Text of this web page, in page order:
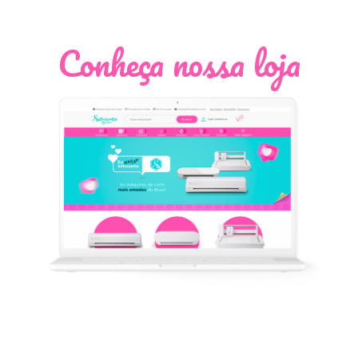
Conheça nossa loja
Léia Pastori